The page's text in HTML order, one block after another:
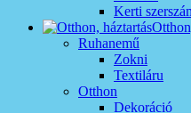
Kerti
Ruhanemű
Zokni
Textiláru
Otthon
Dekoráció